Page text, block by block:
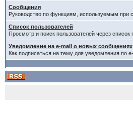
Сообщения
Руководство по функциям, используемым при
Список пользователей
Просмотр и поиск пользователей через
Уведомление на e-mail о новых сообщениях
Как подписаться на тему для уведомления по